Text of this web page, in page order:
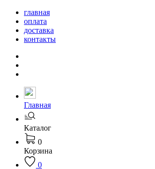
главная
оплата
доставка
контакты
Главная
Каталог
0
Корзина
0